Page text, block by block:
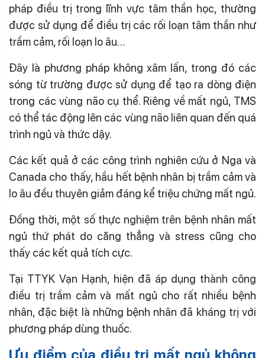
pháp điều trị trong lĩnh vực tâm thần học, thường
được sử dụng để điều trị các rối loạn tâm thần như
trầm cảm, rối loạn lo âu…
Đây là phương pháp không xâm lấn, trong đó các
sóng từ trường được sử dụng để tạo ra dòng điện
trong các vùng não cụ thể. Riêng về mất ngủ, TMS
có thể tác động lên các vùng não liên quan đến quá
trình ngủ và thức dậy.
Các kết quả ở các công trình nghiên cứu ở Nga và
Canada cho thấy, hầu hết bệnh nhân bị trầm cảm và
lo âu đều thuyên giảm đáng kể triệu chứng mất ngủ.
Đồng thời, một số thực nghiệm trên bệnh nhân mất
ngủ thứ phát do căng thẳng và stress cũng cho
thấy các kết quả tích cực.
Tại TTYK Vạn Hạnh, hiện đã áp dụng thành công
điều trị trầm cảm và mất ngủ cho rất nhiều bệnh
nhân, đặc biệt là những bệnh nhân đã kháng trị với
phương pháp dùng thuốc.